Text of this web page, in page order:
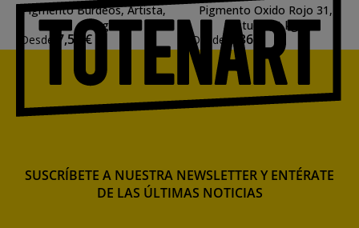
Pigmento Burdeos, Artista,
250 g
Desde
7,57 €
Pigmento Oxido Rojo 31,
Estudio, 1 kg.
Desde
3,36 €
SUSCRÍBETE A NUESTRA NEWSLETTER Y ENTÉRATE
DE LAS ÚLTIMAS NOTICIAS